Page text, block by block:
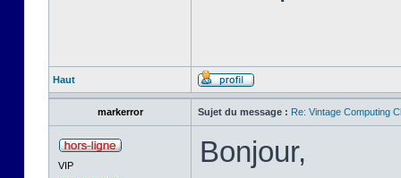
Haut
markerror Sujet du message : Re: Vintage Computing
VIP Bonjour,